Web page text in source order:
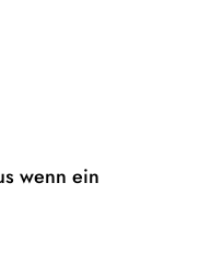
wenn ein